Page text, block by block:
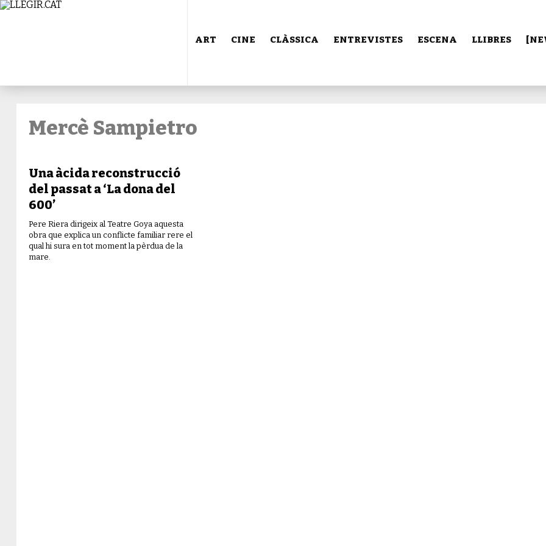
ART CINE CLÀSSICA ENTREVISTES ESCENA LLIBRES
Mercè Sampietro
Una àcida reconstrucció
del passat a ‘La dona del
600’
Pere Riera dirigeix al Teatre Goya aquesta
obra que explica un conflicte familiar rere el
qual hi sura en tot moment la pèrdua de la
mare.